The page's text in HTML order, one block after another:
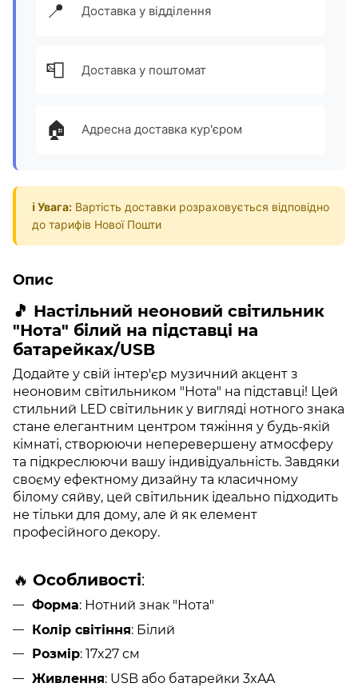
📍 Доставка у відділення
📮 Доставка у поштомат
🏠 Адресна доставка кур'єром
ℹ️ Увага: Вартість доставки розраховується відповідно
до тарифів Нової Пошти
Опис
🎵 Настільний неоновий світильник
"Нота" білий на підставці на
батарейках/USB
Додайте у свій інтер'єр музичний акцент з
неоновим світильником "Нота" на підставці! Цей
стильний LED світильник у вигляді нотного знака
стане елегантним центром тяжіння у будь-якій
кімнаті, створюючи неперевершену атмосферу
та підкреслюючи вашу індивідуальність. Завдяки
своєму ефектному дизайну та класичному
білому сяйву, цей світильник ідеально підходить
не тільки для дому, але й як елемент
професійного декору.
🔥 Особливості:
Форма: Нотний знак "Нота"
Колір світіння: Білий
Розмір: 17x27 см
Живлення: USB або батарейки 3xAA